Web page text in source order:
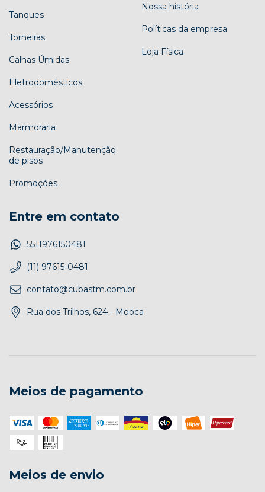
Tanques
Torneiras
Calhas Úmidas
Eletrodomésticos
Acessórios
Marmoraria
Restauração/Manutenção
de pisos
Promoções
Nossa história
Políticas da empresa
Loja Física
Entre em contato
5511976150481
(11) 97615-0481
contato@cubastm.com.br
Rua dos Trilhos, 624 - Mooca
Meios de pagamento
Meios de envio